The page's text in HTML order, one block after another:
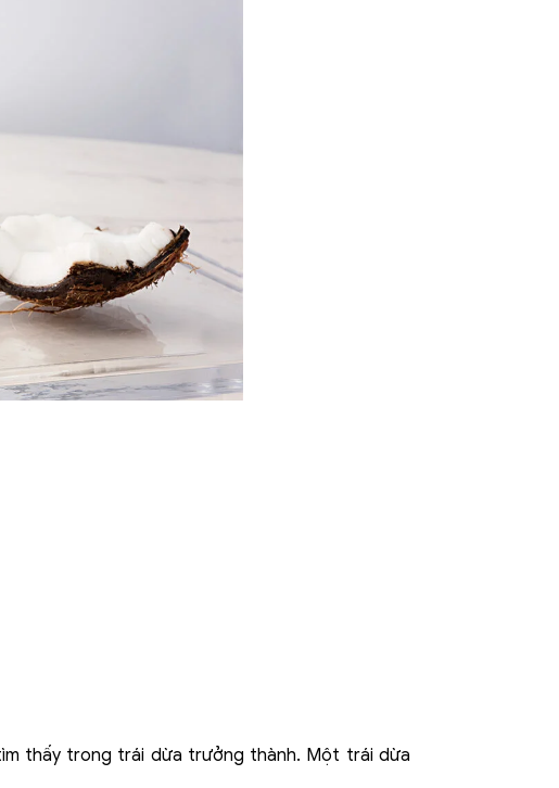
thấy trong trái dừa trưởng thành. Một trái dừa